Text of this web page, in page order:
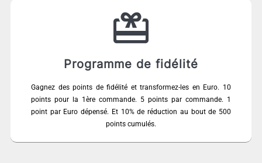
Programme de fidélité
Gagnez des points de fidélité et transformez-les en Euro. 10
points pour la 1ère commande. 5 points par commande. 1
point par Euro dépensé. Et 10% de réduction au bout de 500
points cumulés.